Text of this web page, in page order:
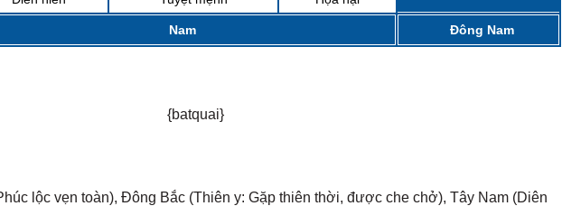
Nam Đông Nam
{batquai}
lộc vẹn toàn), Đông Bắc (Thiên y: Gặp thiên thời, được che chở), Tây Nam (Diên
MẠI...